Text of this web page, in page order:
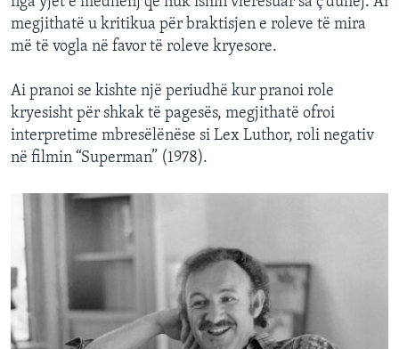
megjithatë u kritikua për braktisjen e roleve të mira
më të vogla në favor të roleve kryesore.
Ai pranoi se kishte një periudhë kur pranoi role
kryesisht për shkak të pagesës, megjithatë ofroi
interpretime mbresëlënëse si Lex Luthor, roli negativ
në filmin “Superman” (1978).